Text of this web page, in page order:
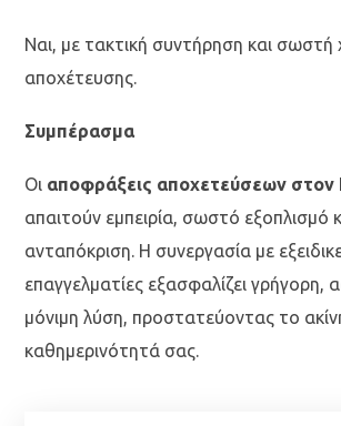
Ναι, με τακτική συντήρηση και σωστή
αποχέτευσης.
Συμπέρασμα
Οι αποφράξεις αποχετεύσεων στον
απαιτούν εμπειρία, σωστό εξοπλισμό
ανταπόκριση. Η συνεργασία με
επαγγελματίες εξασφαλίζει γρήγορη,
μόνιμη λύση, προστατεύοντας το
καθημερινότητά σας.